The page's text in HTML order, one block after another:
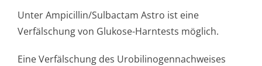
Unter Ampicillin/Sul­bactam Astro ist eine
Verfälschung von Glukose-Harntests möglich.
Eine Verfälschung des Urobilinogennachwe­ises